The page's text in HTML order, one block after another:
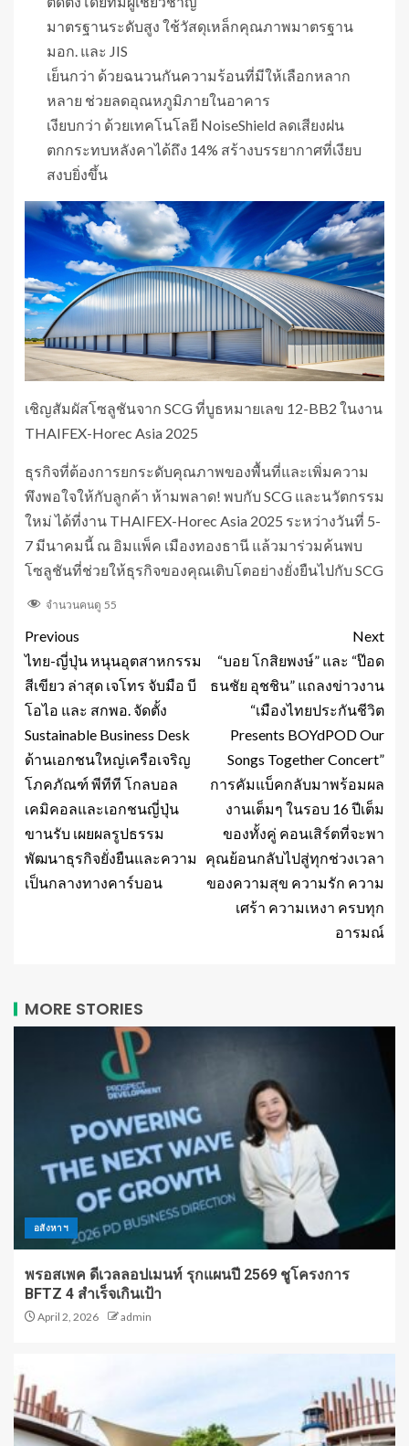
มาตรฐานระดับสูง ใช้วัสดุเหล็กคุณภาพมาตรฐาน
มอก. และ JIS
เย็นกว่า ด้วยฉนวนกันความร้อนที่มีให้เลือกหลาก
หลาย ช่วยลดอุณหภูมิภายในอาคาร
เงียบกว่า ด้วยเทคโนโลยี NoiseShield ลดเสียงฝน
ตกกระทบหลังคาได้ถึง 14% สร้างบรรยากาศที่เงียบ
สงบยิ่งขึ้น
เชิญสัมผัสโซลูชันจาก SCG ที่บูธหมายเลข 12-BB2 ในงาน
THAIFEX-Horec Asia 2025
ธุรกิจที่ต้องการยกระดับคุณภาพของพื้นที่และเพิ่มความ
พึงพอใจให้กับลูกค้า ห้ามพลาด! พบกับ SCG และนวัตกรรม
ใหม่ ได้ที่งาน THAIFEX-Horec Asia 2025 ระหว่างวันที่ 5-
7 มีนาคมนี้ ณ อิมแพ็ค เมืองทองธานี แล้วมาร่วมค้นพบ
โซลูชันที่ช่วยให้ธุรกิจของคุณเติบโตอย่างยั่งยืนไปกับ SCG
จำนวนคนดู 55
Previous
ไทย-ญี่ปุ่น หนุนอุตสาหกรรม
สีเขียว ล่าสุด เจโทร จับมือ บี
โอไอ และ สกพอ. จัดตั้ง
Sustainable Business Desk
ด้านเอกชนใหญ่เครือเจริญ
โภคภัณฑ์ พีทีที โกลบอล
เคมิคอลและเอกชนญี่ปุ่น
ขานรับ เผยผลรูปธรรม
พัฒนาธุรกิจยั่งยืนและความ
เป็นกลางทางคาร์บอน
Next
“บอย โกสิยพงษ์” และ “ป๊อด
ธนชัย อุชชิน” แถลงข่าวงาน
“เมืองไทยประกันชีวิต
Presents BOYdPOD Our
Songs Together Concert”
การคัมแบ็คกลับมาพร้อมผล
งานเต็มๆ ในรอบ 16 ปีเต็ม
ของทั้งคู่ คอนเสิร์ตที่จะพา
คุณย้อนกลับไปสู่ทุกช่วงเวลา
ของความสุข ความรัก ความ
เศร้า ความเหงา ครบทุก
อารมณ์
MORE STORIES
อสังหาฯ
พรอสเพค ดีเวลลอปเมนท์ รุกแผนปี 2569 ชูโครงการ
BFTZ 4 สำเร็จเกินเป้า
April 2, 2026 admin